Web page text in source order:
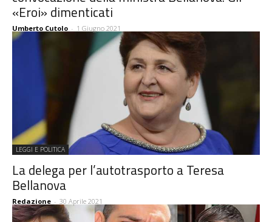
«Eroi» dimenticati
Umberto Cutolo - 1 Giugno 2021
LEGGI E POLITICA
La delega per l’autotrasporto a Teresa
Bellanova
Redazione - 30 Aprile 2021